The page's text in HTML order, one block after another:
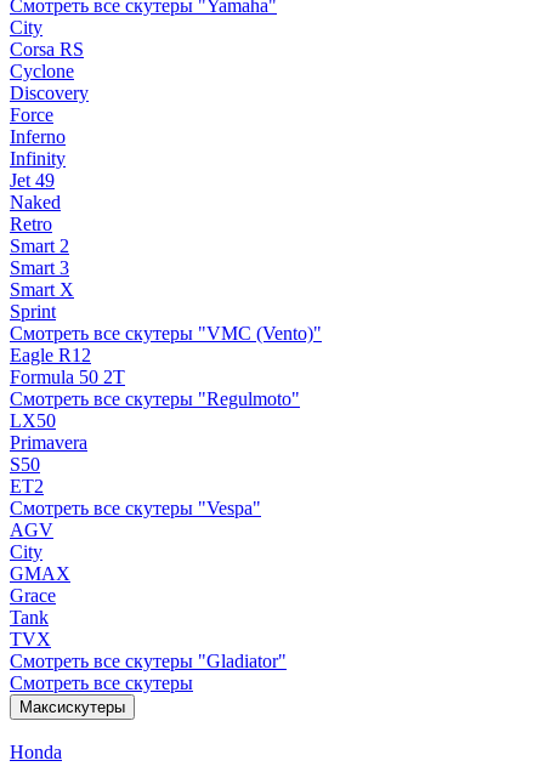
Смотреть все скутеры "Yamaha"
City
Corsa RS
Cyclone
Discovery
Force
Inferno
Infinity
Jet 49
Naked
Retro
Smart 2
Smart 3
Smart X
Sprint
Смотреть все скутеры "VMC (Vento)"
Eagle R12
Formula 50 2Т
Смотреть все скутеры "Regulmoto"
LX50
Primavera
S50
ET2
Смотреть все скутеры "Vespa"
AGV
City
GMAX
Grace
Tank
TVX
Смотреть все скутеры "Gladiator"
Смотреть все скутеры
Максискутеры
Honda